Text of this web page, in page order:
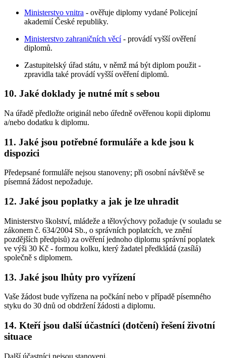
Ministerstvo vnitra - ověřuje diplomy vydané Policejní
akademií České republiky.
Ministerstvo zahraničních věcí- provádí vyšší ověření
diplomů.
Zastupitelský úřad státu, v němž má být diplom použit -
zpravidla také provádí vyšší ověření diplomů.
10. Jaké doklady je nutné mít s sebou
Na úřadě předložte originál nebo úředně ověřenou kopii diplomu
a/nebo dodatku k diplomu.
11. Jaké jsou potřebné formuláře a kde jsou k
dispozici
Předepsané formuláře nejsou stanoveny; při osobní návštěvě se
písemná žádost nepožaduje.
12. Jaké jsou poplatky a jak je lze uhradit
Ministerstvo školství, mládeže a tělovýchovy požaduje (v souladu se
zákonem č. 634/2004 Sb., o správních poplatcích, ve znění
pozdějších předpisů) za ověření jednoho diplomu správní poplatek
ve výši 30 Kč - formou kolku, který žadatel předkládá (zasílá)
společně s diplomem.
13. Jaké jsou lhůty pro vyřízení
Vaše žádost bude vyřízena na počkání nebo v případě písemného
styku do 30 dnů od obdržení žádosti a diplomu.
14. Kteří jsou další účastníci (dotčení) řešení životní
situace
Další účastníci nejsou stanoveni.